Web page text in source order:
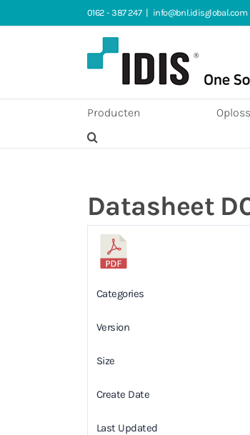
naar
0162 - 387 247 | info@bnl.idisglobal.com
Producten
Datasheet
Categories
Version
Size
Create Date
Last Updated